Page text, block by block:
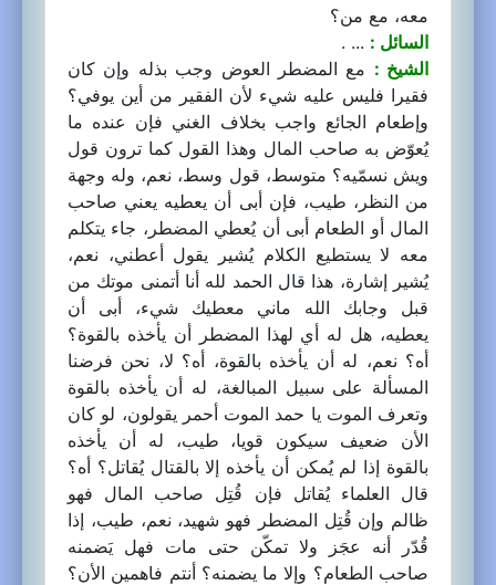
معه، مع من؟
السائل : ... .
الشيخ : مع المضطر العوض وجب بذله وإن كان
فقيرا فليس عليه شيء لأن الفقير من أين يوفي؟
وإطعام الجائع واجب بخلاف الغني فإن عنده ما
يُعوّض به صاحب المال وهذا القول كما ترون قول
ويش نسمّيه؟ متوسط، قول وسط، نعم، وله وجهة
من النظر، طيب، فإن أبى أن يعطيه يعني صاحب
المال أو الطعام أبى أن يُعطي المضطر، جاء يتكلم
معه لا يستطيع الكلام يُشير يقول أعطني، نعم،
يُشير إشارة، هذا قال الحمد لله أنا أتمنى موتك من
قبل وجابك الله ماني معطيك شيء، أبى أن
يعطيه، هل له أي لهذا المضطر أن يأخذه بالقوة؟
أه؟ نعم، له أن يأخذه بالقوة، أه؟ لا، نحن فرضنا
المسألة على سبيل المبالغة، له أن يأخذه بالقوة
وتعرف الموت يا حمد الموت أحمر يقولون، لو كان
الأن ضعيف سيكون قويا، طيب، له أن يأخذه
بالقوة إذا لم يُمكن أن يأخذه إلا بالقتال يُقاتل؟ أه؟
قال العلماء يُقاتل فإن قُتِل صاحب المال فهو
ظالم وإن قُتِل المضطر فهو شهيد، نعم، طيب، إذا
قُدّر أنه عجَز ولا تمكّن حتى مات فهل يَضمنه
صاحب الطعام؟ وإلا ما يضمنه؟ أنتم فاهمين الأن؟